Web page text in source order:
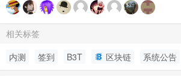
相关标签
内测
签到 B3T 区块链 系统公告